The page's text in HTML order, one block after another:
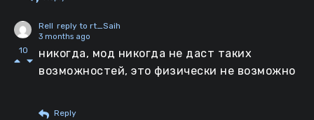
10
Rell reply to rt_Saih
3 months ago
никогда, мод никогда не даст таких
возможностей, это физически не возможно
Reply